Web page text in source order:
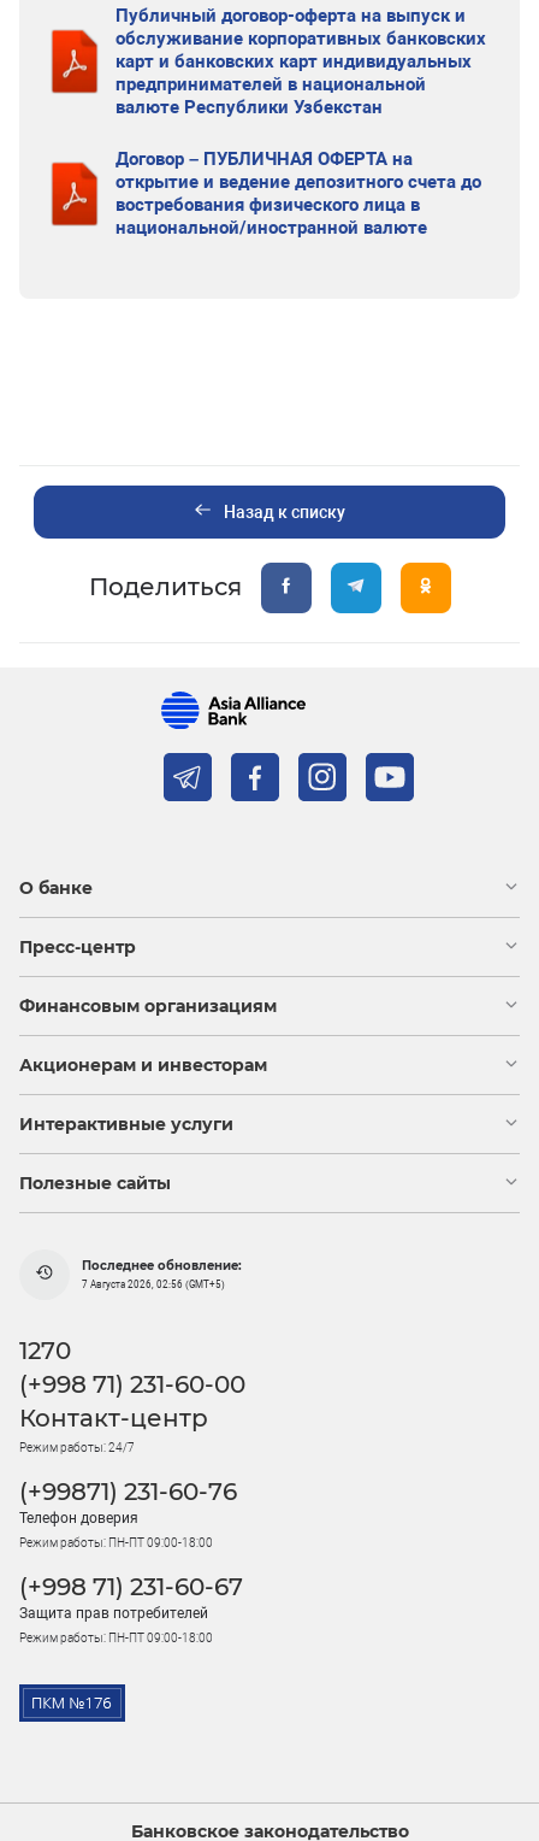
Публичный договор-оферта на выпуск и
обслуживание корпоративных банковских
карт и банковских карт индивидуальных
предпринимателей в национальной
валюте Республики Узбекстан
Договор – ПУБЛИЧНАЯ ОФЕРТА на
открытие и ведение депозитного счета до
востребования физического лица в
национальной/иностранной валюте
Назад к списку
Поделиться
О банке
Пресс-центр
Финансовым организациям
Акционерам и инвесторам
Интерактивные услуги
Полезные сайты
Последнее обновление:
7 Августа 2026, 02:56 (GMT+5)
1270
(+998 71) 231-60-00
Контакт-центр
Режим работы: 24/7
(+99871) 231-60-76
Телефон доверия
Режим работы: ПН-ПТ 09:00-18:00
(+998 71) 231-60-67
Защита прав потребителей
Режим работы: ПН-ПТ 09:00-18:00
Банковское законодательство